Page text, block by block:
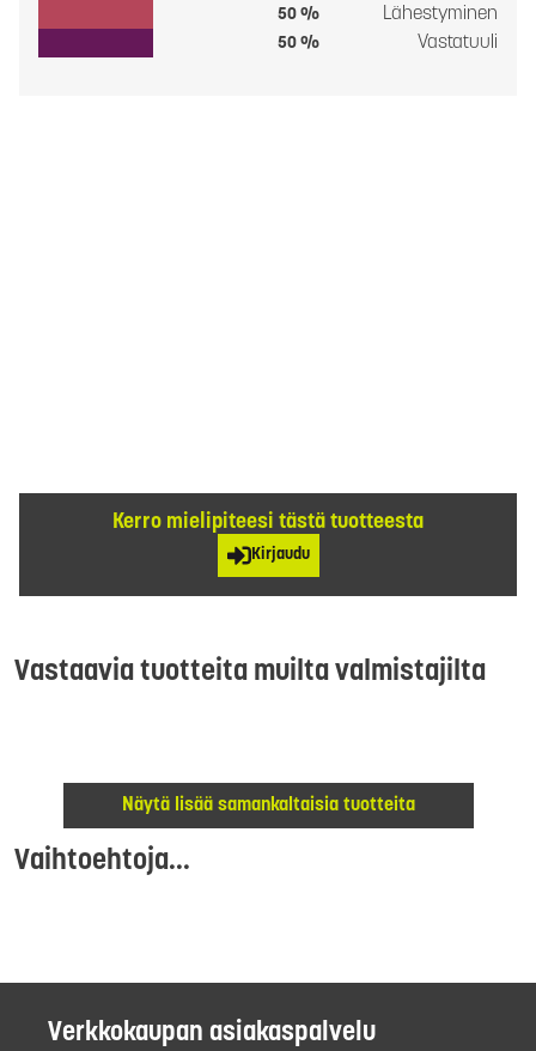
50 % Lähestyminen
50 % Vastatuuli
Kerro mielipiteesi tästä tuotteesta
Kirjaudu
Vastaavia tuotteita muilta valmistajilta
Näytä lisää samankaltaisia tuotteita
Vaihtoehtoja...
Verkkokaupan asiakaspalvelu